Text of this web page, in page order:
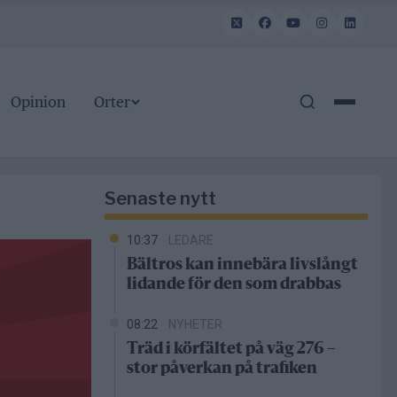
Opinion Orter
Senaste nytt
10:37 LEDARE
Bältros kan innebära livslångt
lidande för den som drabbas
08:22 NYHETER
Träd i körfältet på väg 276 –
stor påverkan på trafiken